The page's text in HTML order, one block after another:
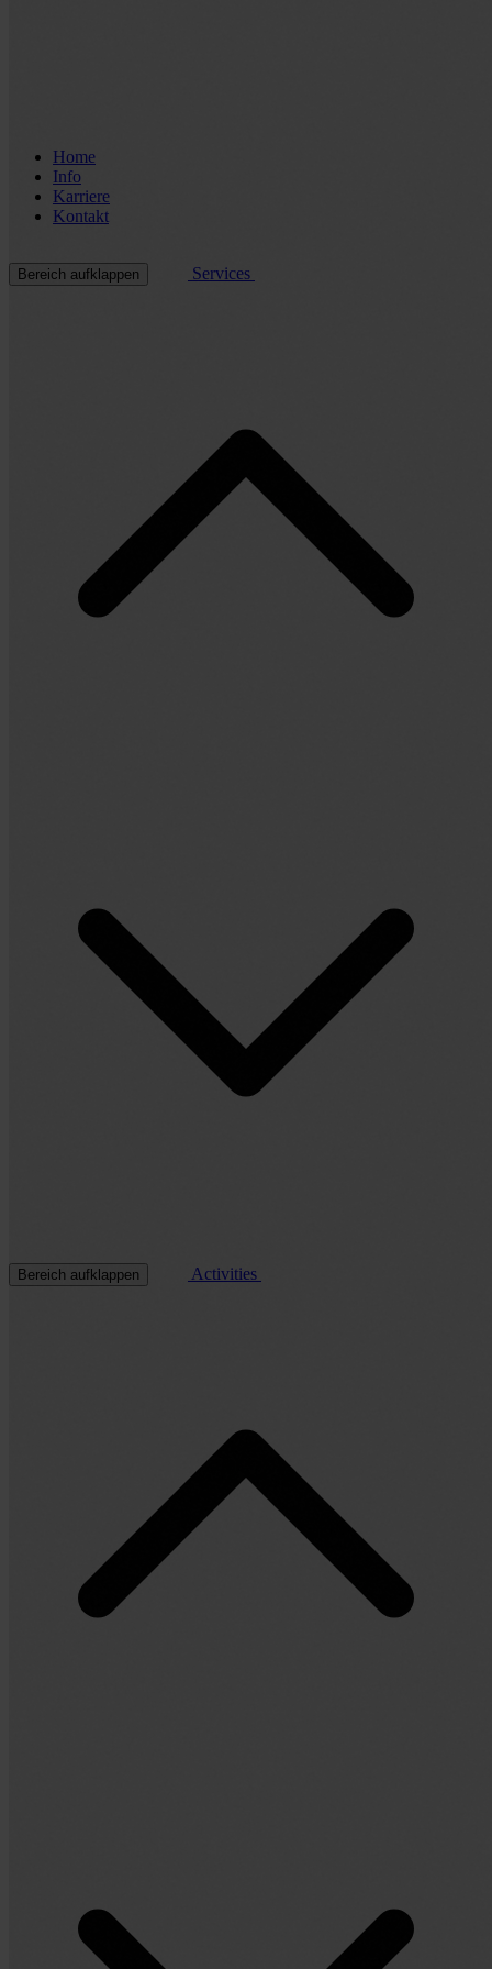
Home
Info
Karriere
Kontakt
Bereich aufklappen Services
Bereich aufklappen Activities